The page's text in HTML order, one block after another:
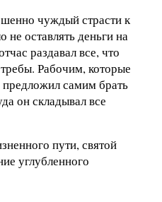
чуждый страсти к
оставлять деньги на
раздавал все, что
Рабочим, которые
предложил самим брать
он складывал все
пути, святой
углубленного